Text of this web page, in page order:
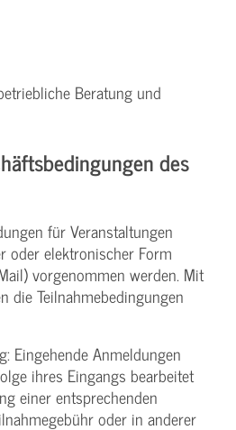
Beratung und
des
für Veranstaltungen
oder elektronischer Form
vorgenommen werden. Mit
die Teilnahme­bedingungen
Eingehende Anmeldungen
ihres Eingangs bearbeitet
einer entsprechenden
oder in anderer